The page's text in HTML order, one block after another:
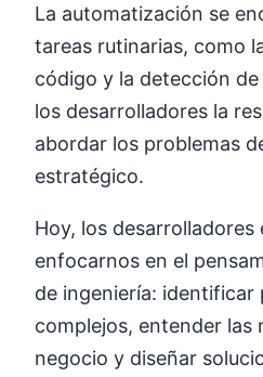
La automatización se
tareas rutinarias, como
código y la detección
los desarrolladores la
abordar los problemas
estratégico.
Hoy, los desarrolladores
enfocarnos en el
de ingeniería: identificar
complejos, entender las
negocio y diseñar